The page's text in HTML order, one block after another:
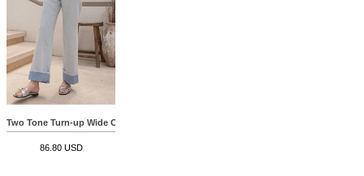
Two Tone Turn-up Wide Cotton Pants
86.80 USD